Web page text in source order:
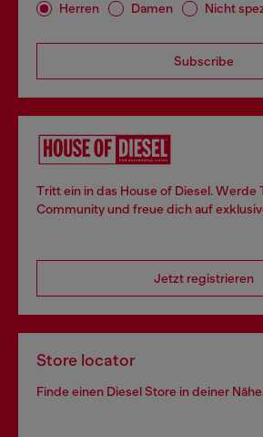
Herren Damen Nicht
Subscribe
Tritt ein in das House of Diesel. Werde
Community und freue dich auf
Jetzt registrieren
Store locator
Finde einen Diesel Store in deiner